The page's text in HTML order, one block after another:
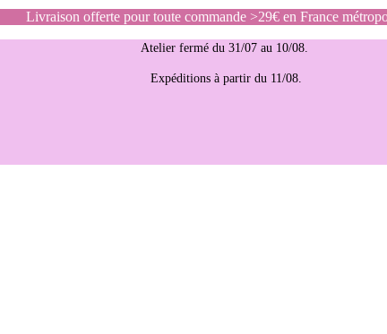
Livraison offerte pour toute commande >29€ en France
Atelier fermé du 31/07 au 10/08.
Expéditions à partir du 11/08.